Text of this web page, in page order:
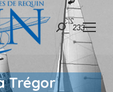
Recherche
Trégor